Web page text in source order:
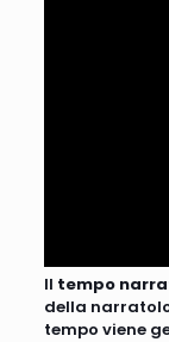
Il tempo
della
tempo viene